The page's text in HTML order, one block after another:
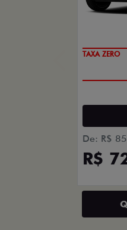
PREÇO
De: R$
R$